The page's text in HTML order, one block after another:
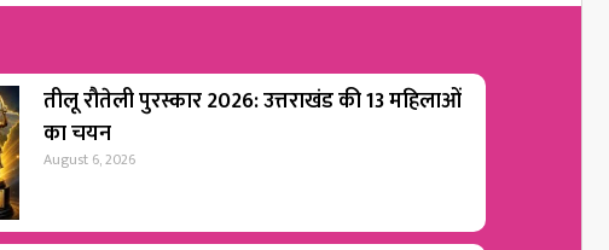
तीलू रौतेली पुरस्कार 2026: उत्तराखंड की 13 महिलाओं
का चयन
August 6, 2026